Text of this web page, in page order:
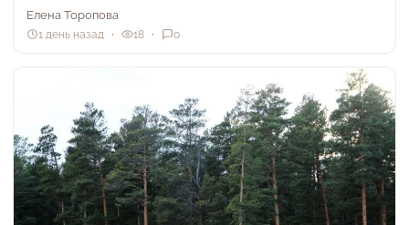
Елена Торопова
1 день назад 18 0